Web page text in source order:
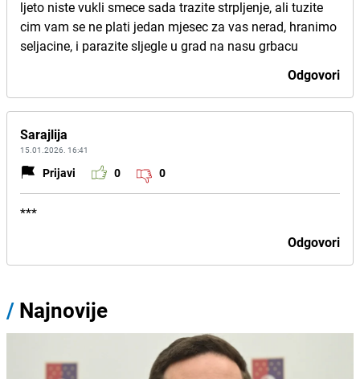
ljeto niste vukli smece sada trazite strpljenje, ali tuzite
cim vam se ne plati jedan mjesec za vas nerad, hranimo
seljacine, i parazite sljegle u grad na nasu grbacu
Odgovori
Sarajlija
15.01.2026. 16:41
Prijavi 0 0
***
Odgovori
/ Najnovije